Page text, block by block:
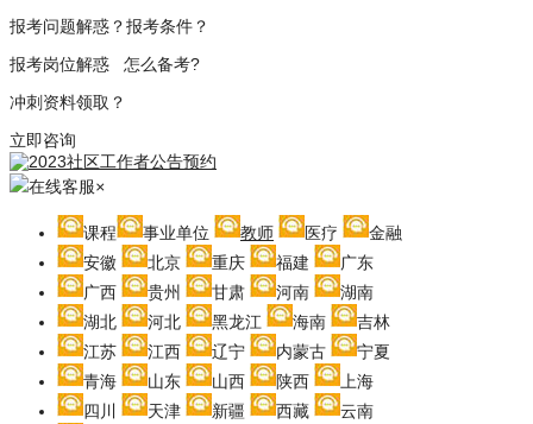
报考问题解惑？报考条件？
报考岗位解惑 怎么备考?
冲刺资料领取？
立即咨询
在线客服×
课程 事业单位 教师 医疗
金融
安徽
北京 重庆 福建
广东
广西
贵州 甘肃 河南
湖南
湖北
河北 黑龙江 海南
吉林
江苏
江西 辽宁 内蒙古
宁夏
青海
山东 山西 陕西
上海
四川
天津 新疆 西藏
云南